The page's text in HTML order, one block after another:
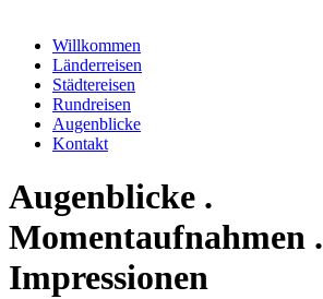
Willkommen
Länderreisen
Städtereisen
Rundreisen
Augenblicke
Kontakt
Augenblicke .
Momentaufnahmen .
Impressionen